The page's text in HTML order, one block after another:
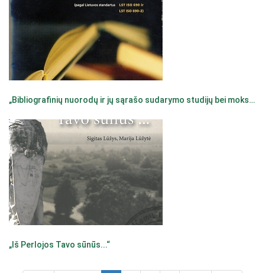
„Bibliografinių nuorodų ir jų sąrašo sudarymo studijų bei mokslo darbuose metodika“
„Iš Perlojos Tavo sūnūs...“